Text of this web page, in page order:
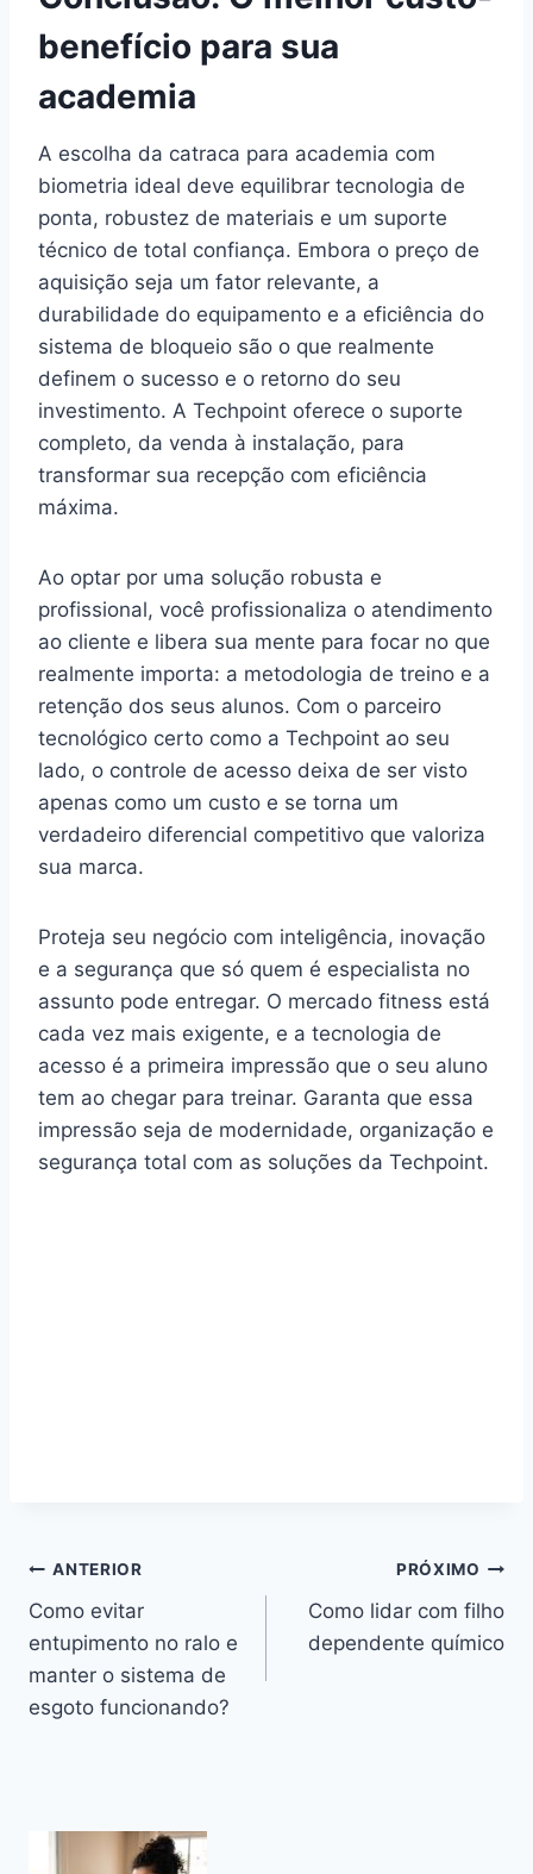
benefício para sua
academia
A escolha da catraca para academia com
biometria ideal deve equilibrar tecnologia de
ponta, robustez de materiais e um suporte
técnico de total confiança. Embora o preço de
aquisição seja um fator relevante, a
durabilidade do equipamento e a eficiência do
sistema de bloqueio são o que realmente
definem o sucesso e o retorno do seu
investimento. A Techpoint oferece o suporte
completo, da venda à instalação, para
transformar sua recepção com eficiência
máxima.
Ao optar por uma solução robusta e
profissional, você profissionaliza o atendimento
ao cliente e libera sua mente para focar no que
realmente importa: a metodologia de treino e a
retenção dos seus alunos. Com o parceiro
tecnológico certo como a Techpoint ao seu
lado, o controle de acesso deixa de ser visto
apenas como um custo e se torna um
verdadeiro diferencial competitivo que valoriza
sua marca.
Proteja seu negócio com inteligência, inovação
e a segurança que só quem é especialista no
assunto pode entregar. O mercado fitness está
cada vez mais exigente, e a tecnologia de
acesso é a primeira impressão que o seu aluno
tem ao chegar para treinar. Garanta que essa
impressão seja de modernidade, organização e
segurança total com as soluções da Techpoint.
Navegação
de
Post
ANTERIOR
Como evitar
entupimento no ralo e
manter o sistema de
esgoto funcionando?
PRÓXIMO
Como lidar com filho
dependente químico